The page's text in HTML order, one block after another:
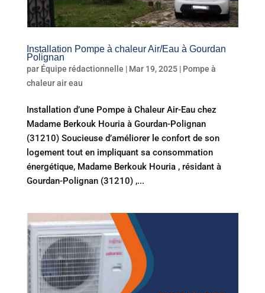
Installation Pompe à chaleur Air/Eau à Gourdan
Polignan
par Équipe rédactionnelle | Mar 19, 2025| Pompe à
chaleur air eau
Installation d’une Pompe à Chaleur Air-Eau chez
Madame Berkouk Houria à Gourdan-Polignan
(31210) Soucieuse d’améliorer le confort de son
logement tout en impliquant sa consommation
énergétique, Madame Berkouk Houria , résidant à
Gourdan-Polignan (31210) ,...